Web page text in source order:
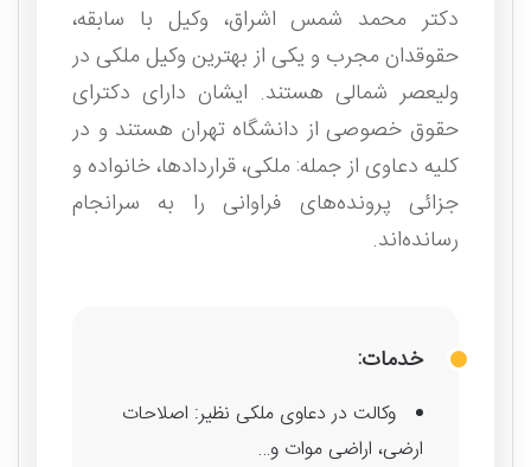
دکتر محمد شمس اشراق، وکیل با سابقه،
حقوقدان مجرب و یکی از بهترین وکیل ملکی در
ولیعصر شمالی هستند. ایشان دارای دکترای
حقوق خصوصی از دانشگاه تهران هستند و در
کلیه دعاوی از جمله: ملکی، قراردادها، خانواده و
جزائی پرونده‌های فراوانی را به سرانجام
رسانده‌اند.
خدمات:
وکالت در دعاوی ملکی نظیر: اصلاحات
ارضی، اراضی موات و…